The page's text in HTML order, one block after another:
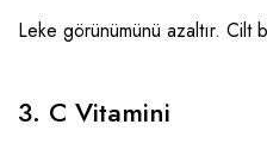
Leke görünümünü azaltır. Cilt
3. C Vitamini